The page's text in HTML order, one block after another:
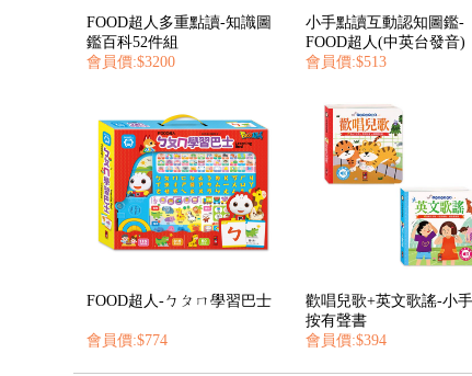
FOOD超人多重點讀-知識圖
鑑百科52件組
會員價:$3200
小手點讀互動認知圖鑑-
FOOD超人(中英台發音)
會員價:$513
FOOD超人-ㄅㄆㄇ學習巴士
會員價:$774
歡唱兒歌+英文歌謠-小
按有聲書
會員價:$394